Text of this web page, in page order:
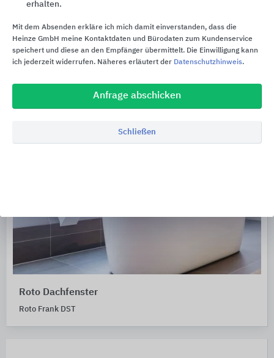
Roto Dachfenster
Roto Frank DST
erhalten.
Mit dem Absenden erkläre ich mich damit einverstanden, dass die
Heinze GmbH meine Kontaktdaten und Bürodaten zum Kundenservice
speichert und diese an den Empfänger übermittelt. Die Einwilligung kann
ich jederzeit widerrufen. Näheres erläutert der Datenschutzhinweis.
Anfrage abschicken
Schließen